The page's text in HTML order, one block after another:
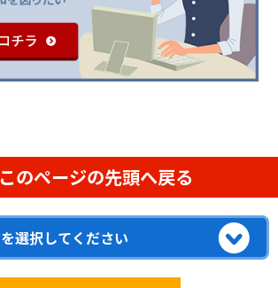
このページの先頭へ戻る